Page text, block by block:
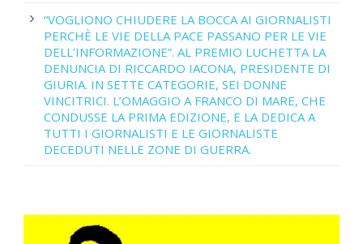
“VOGLIONO CHIUDERE LA BOCCA AI GIORNALISTI
PERCHÈ LE VIE DELLA PACE PASSANO PER LE VIE
DELL’INFORMAZIONE”. AL PREMIO LUCHETTA LA
DENUNCIA DI RICCARDO IACONA, PRESIDENTE DI
GIURIA. IN SETTE CATEGORIE, SEI DONNE
VINCITRICI. L’OMAGGIO A FRANCO DI MARE, CHE
CONDUSSE LA PRIMA EDIZIONE, E LA DEDICA A
TUTTI I GIORNALISTI E LE GIORNALISTE
DECEDUTI NELLE ZONE DI GUERRA.